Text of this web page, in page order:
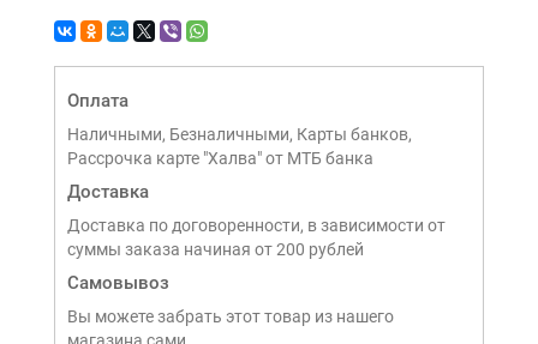
Оплата
Наличными, Безналичными, Карты банков,
Рассрочка карте "Халва" от МТБ банка
Доставка
Доставка по договоренности, в зависимости от
суммы заказа начиная от 200 рублей
Самовывоз
Вы можете забрать этот товар из нашего